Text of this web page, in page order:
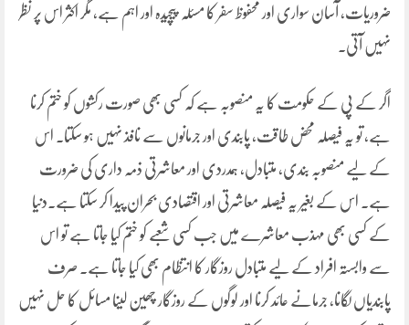
ضروریات، آسان سواری اور محفوظ سفر کا مسئلہ پیچیدہ اور اہم ہے، مگر اکثر اس پر نظر
نہیں آتی۔
اگر کے پی کے حکومت کا یہ منصوبہ ہے کہ کسی بھی صورت رکشوں کو ختم کرنا
ہے، تو یہ فیصلہ محض طاقت، پابندی اور جرمانوں سے نافذ نہیں ہو سکتا۔ اس
کے لیے منصوبہ بندی، متبادل، ہمدردی اور معاشرتی ذمہ داری کی ضرورت
ہے۔ اس کے بغیر یہ فیصلہ معاشرتی اور اقتصادی بحران پیدا کر سکتا ہے۔دنیا
کے کسی بھی مہذب معاشرے میں جب کسی شعبے کو ختم کیا جاتا ہے تو اس
سے وابستہ افراد کے لیے متبادل روزگار کا انتظام بھی کیا جاتا ہے۔ صرف
پابندیاں لگانا، جرمانے عائد کرنا اور لوگوں کے روزگار چھین لینا مسائل کا حل نہیں